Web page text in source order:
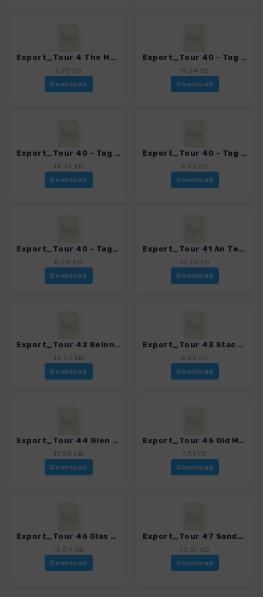
Export_Tour 4 The Merrick_4001_4.gpx
6.73 KB
Download
Export_Tour 40 - Tag 2 Letterewe_4001_4.gpx
11.64 KB
Download
Export_Tour 40 - Tag 3 Letterewe_4001_4.gpx
14.74 KB
Download
Export_Tour 40 - Tag 4 Letterewe_4001_4.gpx
4.92 KB
Download
Export_Tour 40 - Tag1 Letterewe_4001_4.gpx
8.29 KB
Download
Export_Tour 41 An Teallach_4001_4.gpx
13.75 KB
Download
Export_Tour 42 Beinn Dearg_4001_4.gpx
14.57 KB
Download
Export_Tour 43 Stac Pollaidh_4001_4.gpx
6.65 KB
Download
Export_Tour 44 Glen Canisp_4001_4.gpx
17.85 KB
Download
Export_Tour 45 Old Man of Stoer_4001_4.gpx
7.51 KB
Download
Export_Tour 46 Glas Bheinn_4001_4.gpx
15.09 KB
Download
Export_Tour 47 Sandwood Bay_4001_4.gpx
10.01 KB
Download